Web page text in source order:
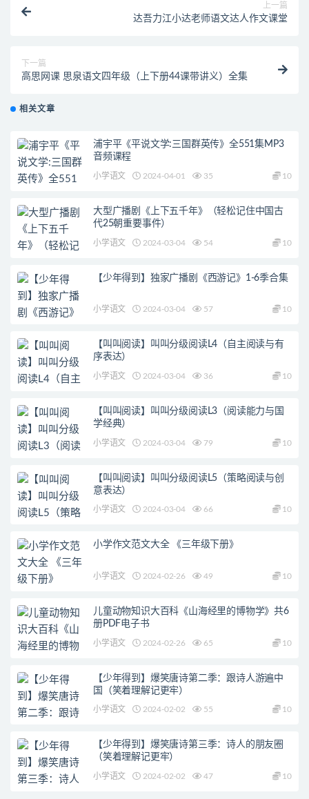
上一篇
达吾力江小达老师语文达人作文课堂
下一篇
高思网课 思泉语文四年级（上下册44课带讲义）全集
相关文章
浦宇平《平说文学:三国群英传》全551集MP3
音频课程
小学语文 2024-04-01 35 10
大型广播剧《上下五千年》（轻松记住中国古
代25朝重要事件）
小学语文 2024-03-04 54 10
【少年得到】独家广播剧《西游记》1-6季合集
小学语文 2024-03-04 57 10
【叫叫阅读】叫叫分级阅读L4（自主阅读与有
序表达）
小学语文 2024-03-04 36 10
【叫叫阅读】叫叫分级阅读L3（阅读能力与国
学经典）
小学语文 2024-03-04 79 10
【叫叫阅读】叫叫分级阅读L5（策略阅读与创
意表达）
小学语文 2024-03-04 66 10
小学作文范文大全 《三年级下册》
小学语文 2024-02-26 49 10
儿童动物知识大百科《山海经里的博物学》共6
册PDF电子书
小学语文 2024-02-26 65 10
【少年得到】爆笑唐诗第二季：跟诗人游遍中
国（笑着理解记更牢）
小学语文 2024-02-02 55 10
【少年得到】爆笑唐诗第三季：诗人的朋友圈
（笑着理解记更牢）
小学语文 2024-02-02 47 10